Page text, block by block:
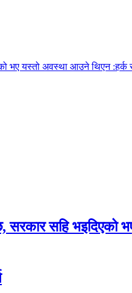
भए यस्तो अवस्था आउने थिएन :हर्क
सरकार सहि भइदिएको